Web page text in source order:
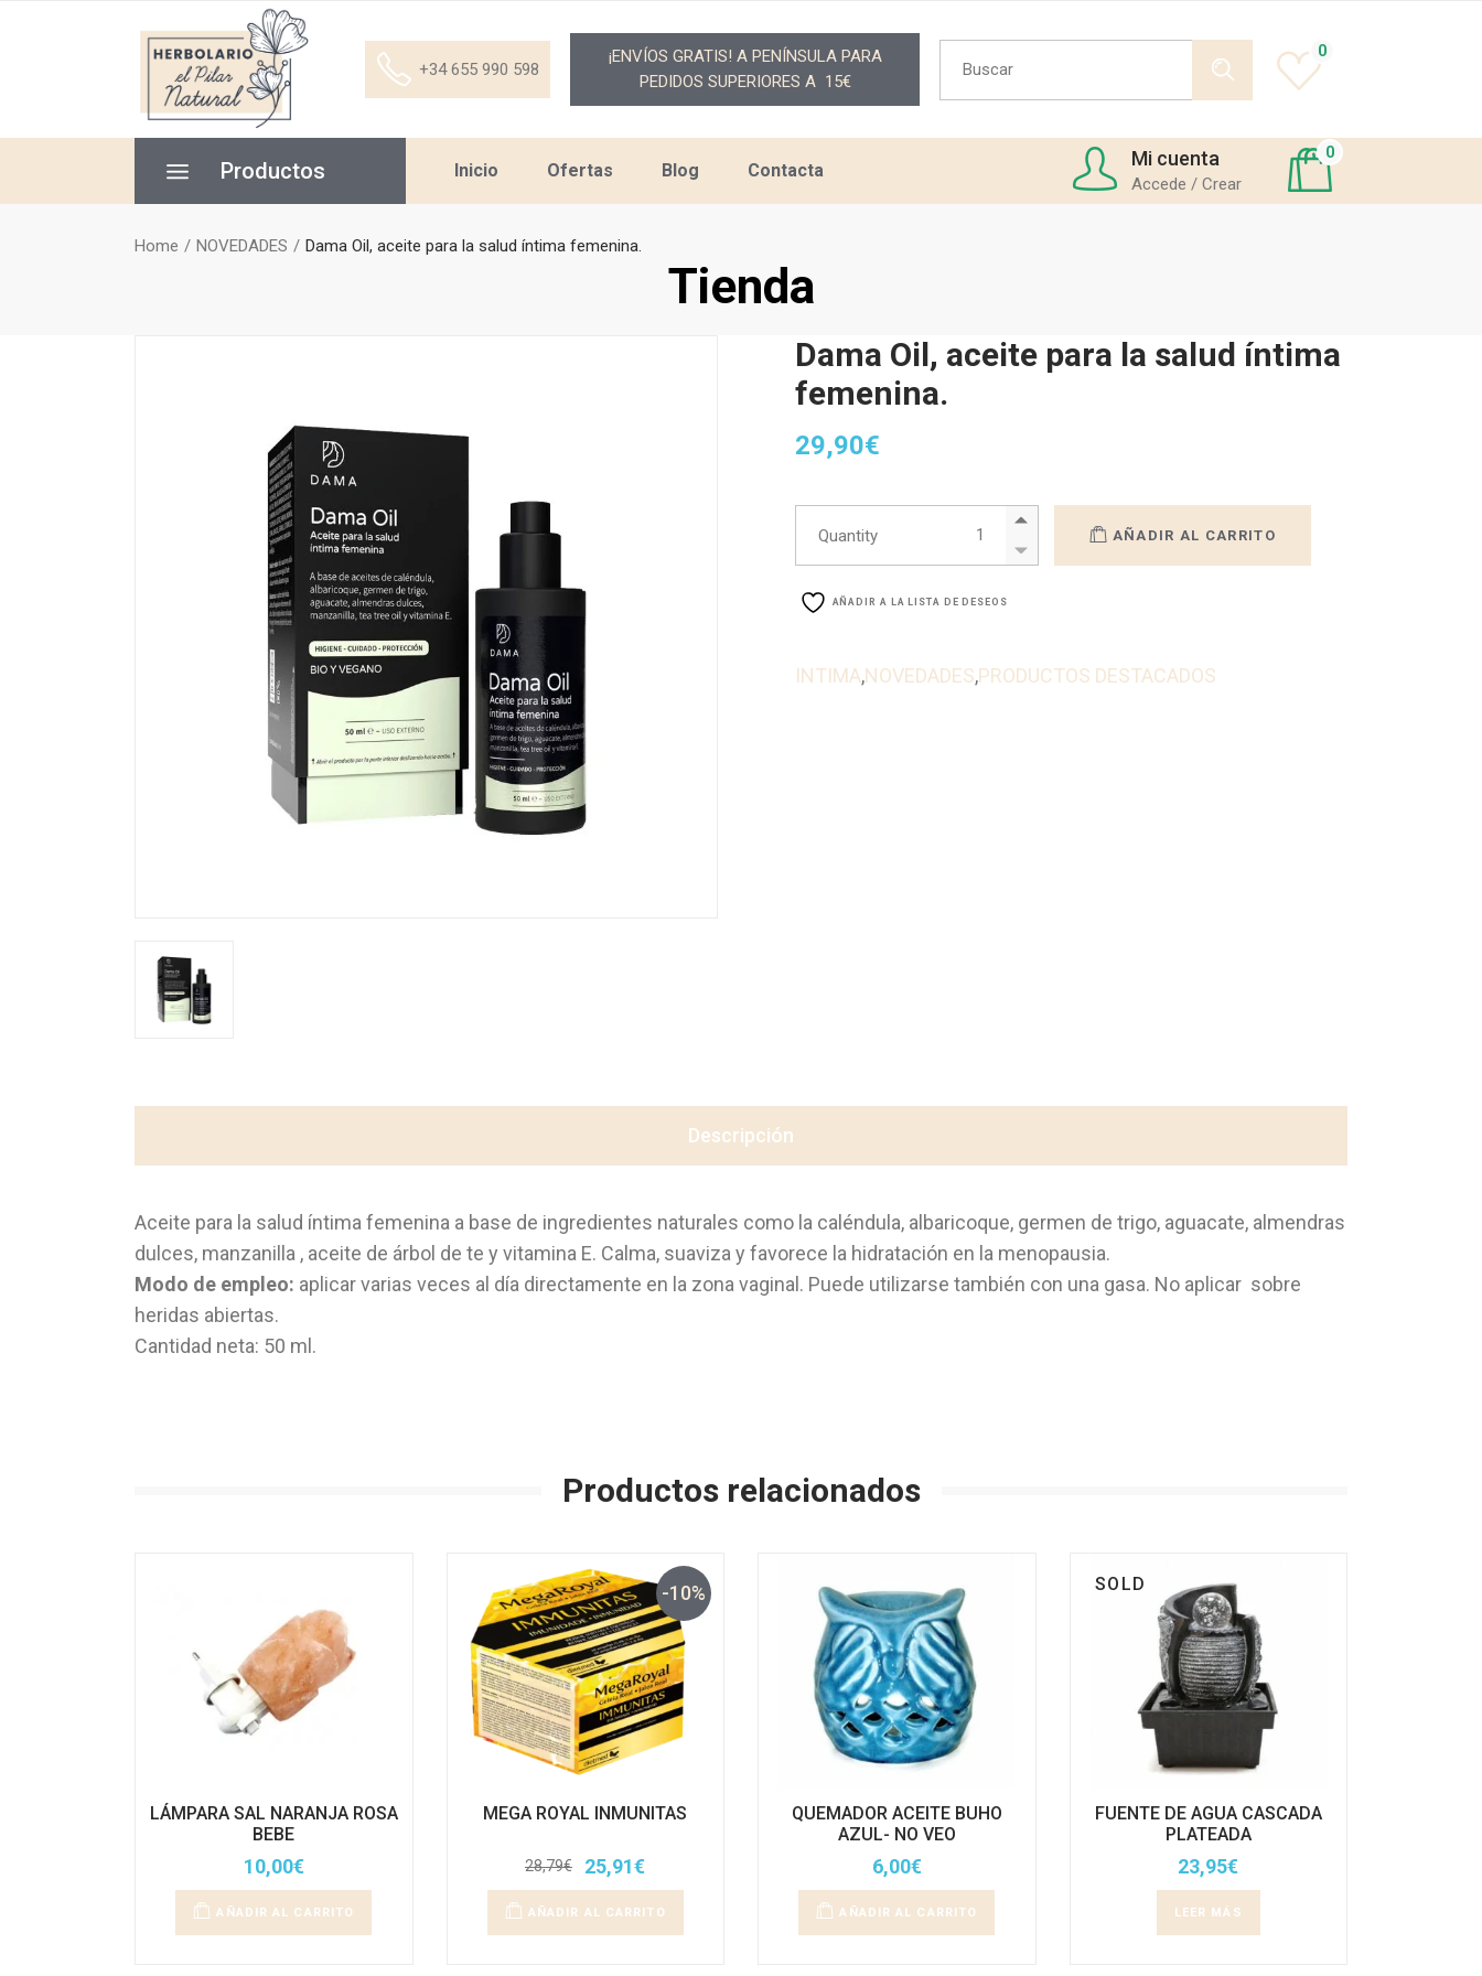
+34 655 990 598
¡ENVÍOS GRATIS! A PENÍNSULA PARA
PEDIDOS SUPERIORES A 15€
Search
for:
0
Productos Inicio Ofertas Blog Contacta
Mi cuenta
Accede / Crear
0
Tienda
Home NOVEDADES Dama Oil, aceite para la salud íntima femenina.
Dama Oil, aceite para la salud íntima
femenina.
29,90€
Quantity
Dama Oil, aceite para la salud íntima femenina. quantity
AÑADIR AL CARRITO
AÑADIR A LA LISTA DE DESEOS
INTIMA,NOVEDADES,PRODUCTOS DESTACADOS
Descripción
Aceite para la salud íntima femenina a base de ingredientes naturales como la caléndula, albaricoque, germen de trigo, aguacate, almendras
dulces, manzanilla , aceite de árbol de te y vitamina E. Calma, suaviza y favorece la hidratación en la menopausia.
Modo de empleo: aplicar varias veces al día directamente en la zona vaginal. Puede utilizarse también con una gasa. No aplicar sobre
heridas abiertas.
Cantidad neta: 50 ml.
Productos relacionados
LÁMPARA SAL NARANJA ROSA
BEBE
10,00€
AÑADIR AL CARRITO
-10%
MEGA ROYAL INMUNITAS
28,79€
El
precio
original
era:
25,91€
El
precio
actual
es:
AÑADIR AL CARRITO
QUEMADOR ACEITE BUHO
AZUL- NO VEO
6,00€
AÑADIR AL CARRITO
SOLD
FUENTE DE AGUA CASCADA
PLATEADA
23,95€
LEER MÁS